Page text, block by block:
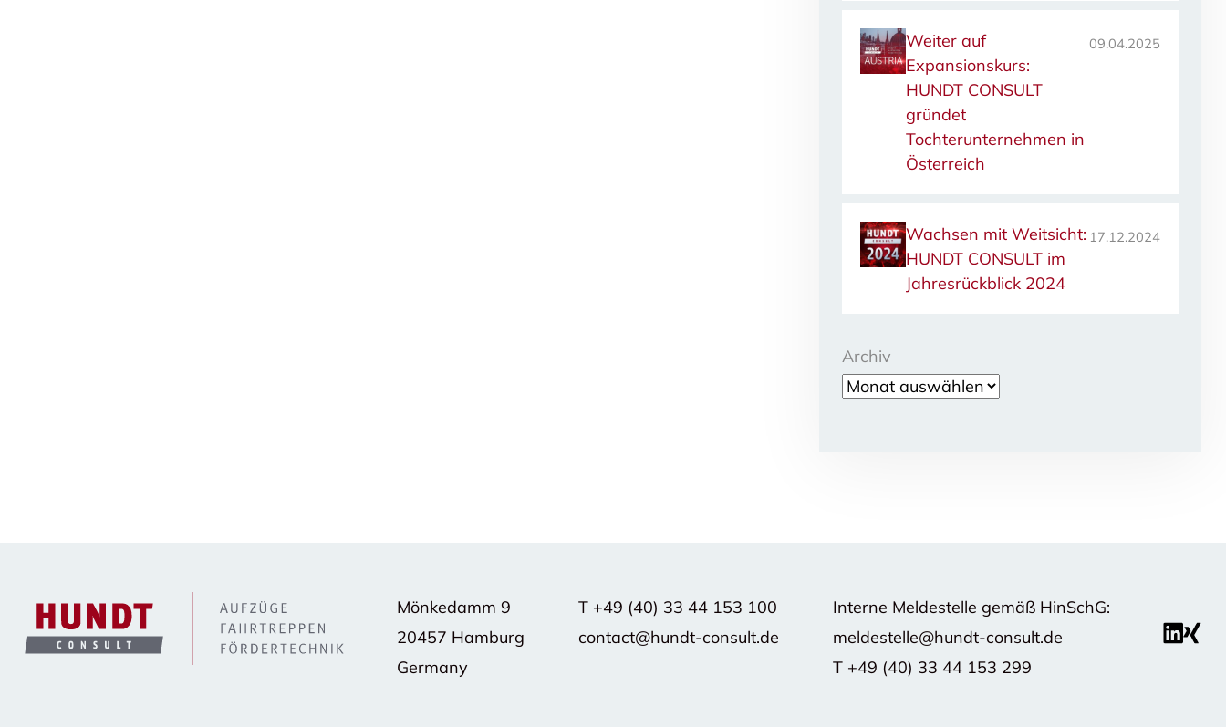
Weiter auf
Expansionskurs:
HUNDT CONSULT
gründet
Tochterunternehmen in
Österreich
09.04.2025
Wachsen mit Weitsicht:
HUNDT CONSULT im
Jahresrückblick 2024
17.12.2024
Archiv
Mönkedamm 9
20457 Hamburg
Germany
T +49 (40) 33 44 153 100
contact@hundt-consult.de
Interne Meldestelle gemäß HinSchG:
meldestelle@hundt-consult.de
T +49 (40) 33 44 153 299